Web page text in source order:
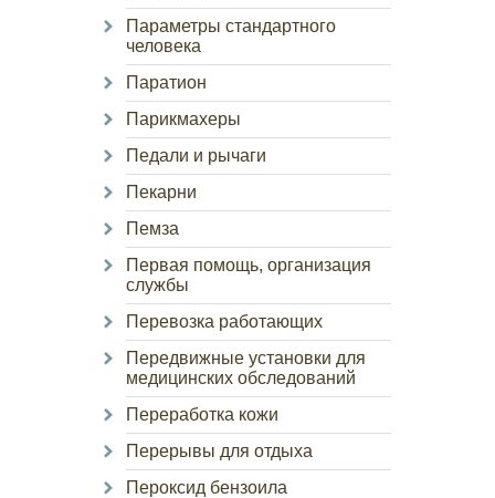
Параметры стандартного
человека
Паратион
Парикмахеры
Педали и рычаги
Пекарни
Пемза
Первая помощь, организация
службы
Перевозка работающих
Передвижные установки для
медицинских обследований
Переработка кожи
Перерывы для отдыха
Пероксид бензоила